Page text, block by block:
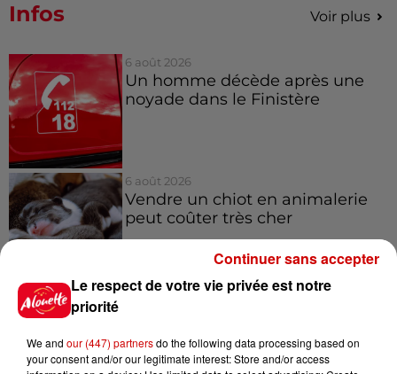
Infos Voir plus
6 août 2026
Un homme décède après une
noyade dans le Finistère
6 août 2026
Vendre un chiot en animalerie
peut coûter très cher
plages du Sud-Ouest
Le respect de votre vie privée est notre
priorité
We and our (447) partnersdo the following data processing based on
your consent and/or our legitimate interest: Store and/or access
Continuer sans accepter